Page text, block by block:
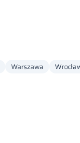
Warszawa